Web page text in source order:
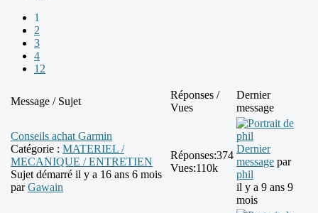
1
2
3
4
12
Message / Sujet
Réponses /
Vues
Dernier
message
Conseils achat Garmin
Catégorie : MATERIEL /
MECANIQUE / ENTRETIEN
Sujet démarré il y a 16 ans 6 mois
parGawain
Réponses:374
Vues:110k
Dernier
message par
phil
il y a 9 ans 9
mois